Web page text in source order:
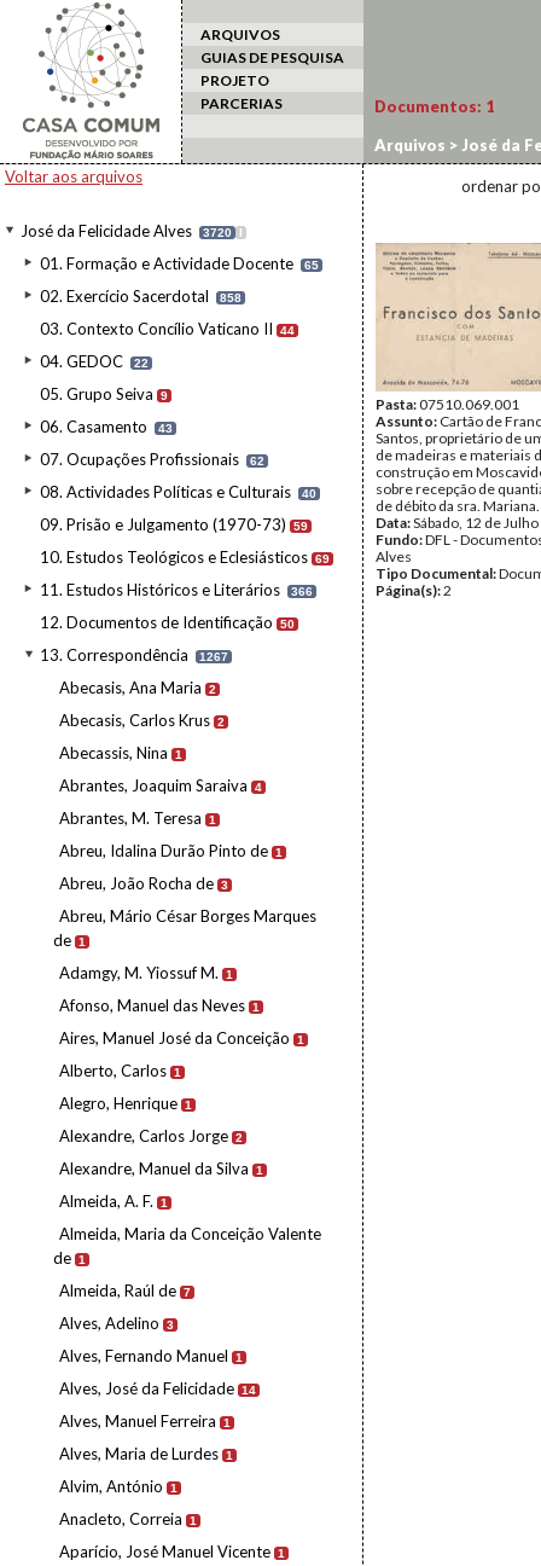
ARQUIVOS
GUIAS DE PESQUISA
PROJETO
PARCERIAS
Voltar aos arquivos
José da Felicidade Alves 3720 I
01. Formação e Actividade Docente 65
02. Exercício Sacerdotal 858
03. Contexto Concílio Vaticano II 44
04. GEDOC 22
05. Grupo Seiva 9
06. Casamento 43
07. Ocupações Profissionais 62
08. Actividades Políticas e Culturais 40
09. Prisão e Julgamento (1970-73) 59
10. Estudos Teológicos e Eclesiásticos 69
11. Estudos Históricos e Literários 366
12. Documentos de Identificação 50
13. Correspondência 1267
Abecasis, Ana Maria 2
Abecasis, Carlos Krus 2
Abecassis, Nina 1
Abrantes, Joaquim Saraiva 4
Abrantes, M. Teresa 1
Abreu, Idalina Durão Pinto de 1
Abreu, João Rocha de 3
Abreu, Mário César Borges Marques
de 1
Adamgy, M. Yiossuf M. 1
Afonso, Manuel das Neves 1
Aires, Manuel José da Conceição 1
Alberto, Carlos 1
Alegro, Henrique 1
Alexandre, Carlos Jorge 2
Alexandre, Manuel da Silva 1
Almeida, A. F. 1
Almeida, Maria da Conceição Valente
de 1
Almeida, Raúl de 7
Alves, Adelino 3
Alves, Fernando Manuel 1
Alves, José da Felicidade 14
Alves, Manuel Ferreira 1
Alves, Maria de Lurdes 1
Alvim, António 1
Anacleto, Correia 1
Aparício, José Manuel Vicente 1
Documentos: 1
Arquivos > José da
ordenar
Pasta:07510.069.001
Assunto: Cartão de
Santos, proprietário de
de madeiras e materiais
construção em
sobre recepção de
de débito da sra. Mariana.
Data:Sábado, 12 de
Fundo:DFL -
Alves
Tipo Documental:
Página(s):2